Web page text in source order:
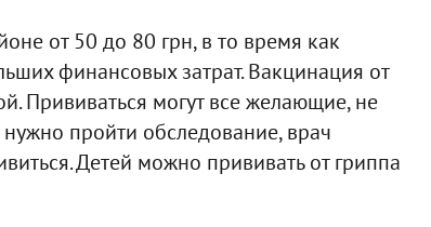
от 50 до 80 грн, в то время как
финансовых затрат. Вакцинация от
Прививаться могут все желающие, не
пройти обследование, врач
Детей можно прививать от гриппа